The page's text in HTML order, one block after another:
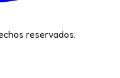
reservados.